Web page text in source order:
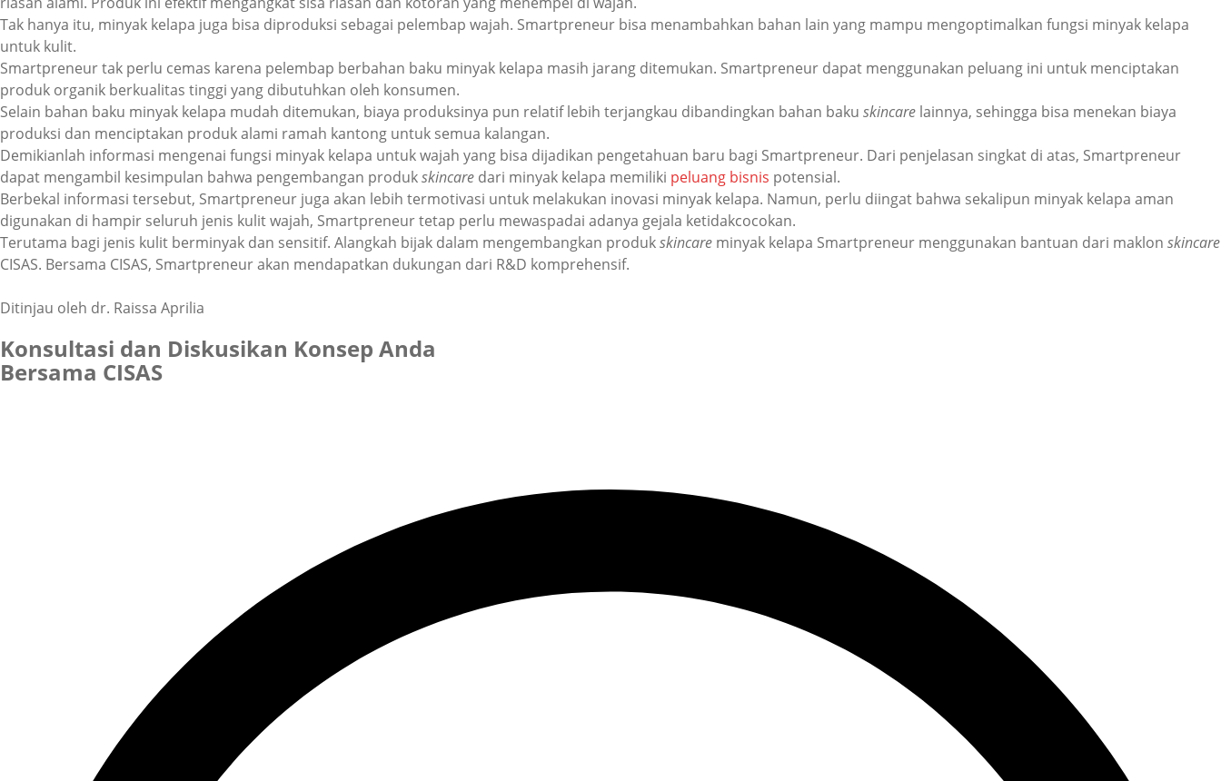
Tak hanya itu, minyak kelapa juga bisa diproduksi sebagai pelembap wajah. Smartpreneur bisa menambahkan bahan lain yang mampu mengoptimalkan fungsi minyak kelapa
untuk kulit.
Smartpreneur tak perlu cemas karena pelembap berbahan baku minyak kelapa masih jarang ditemukan. Smartpreneur dapat menggunakan peluang ini untuk menciptakan
produk organik berkualitas tinggi yang dibutuhkan oleh konsumen.
Selain bahan baku minyak kelapa mudah ditemukan, biaya produksinya pun relatif lebih terjangkau dibandingkan bahan baku skincare lainnya, sehingga bisa menekan biaya
produksi dan menciptakan produk alami ramah kantong untuk semua kalangan.
Demikianlah informasi mengenai fungsi minyak kelapa untuk wajah yang bisa dijadikan pengetahuan baru bagi Smartpreneur. Dari penjelasan singkat di atas, Smartpreneur
dapat mengambil kesimpulan bahwa pengembangan produkskincare dari minyak kelapa memiliki peluang bisnis potensial.
Berbekal informasi tersebut, Smartpreneur juga akan lebih termotivasi untuk melakukan inovasi minyak kelapa. Namun, perlu diingat bahwa sekalipun minyak kelapa aman
digunakan di hampir seluruh jenis kulit wajah, Smartpreneur tetap perlu mewaspadai adanya gejala ketidakcocokan.
Terutama bagi jenis kulit berminyak dan sensitif. Alangkah bijak dalam mengembangkan produkskincare minyak kelapa Smartpreneur menggunakan bantuan dari maklon skincare
CISAS. Bersama CISAS, Smartpreneur akan mendapatkan dukungan dari R&D komprehensif.
Ditinjau oleh dr. Raissa Aprilia
Konsultasi dan Diskusikan Konsep Anda
Bersama CISAS